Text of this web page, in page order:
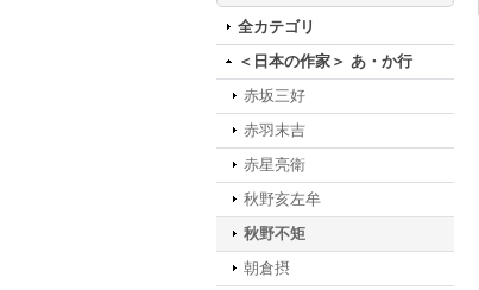
全カテゴリ
＜日本の作家＞ あ・か行
赤坂三好
赤羽末吉
赤星亮衛
秋野亥左牟
秋野不矩
朝倉摂